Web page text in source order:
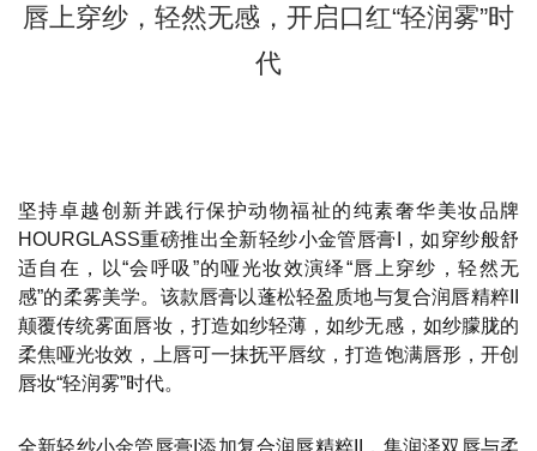
唇上穿纱，轻然无感，开启口红“轻润雾”时
代
坚持卓越创新并践行保护动物福祉的纯素奢华美妆品牌
HOURGLASS重磅推出全新轻纱小金管唇膏I，如穿纱般舒
适自在，以“会呼吸”的哑光妆效演绎“唇上穿纱，轻然无
感”的柔雾美学。该款唇膏以蓬松轻盈质地与复合润唇精粹II
颠覆传统雾面唇妆，打造如纱轻薄，如纱无感，如纱朦胧的
柔焦哑光妆效，上唇可一抹抚平唇纹，打造饱满唇形，开创
唇妆“轻润雾”时代。
全新轻纱小金管唇膏I添加复合润唇精粹II，集润泽双唇与柔